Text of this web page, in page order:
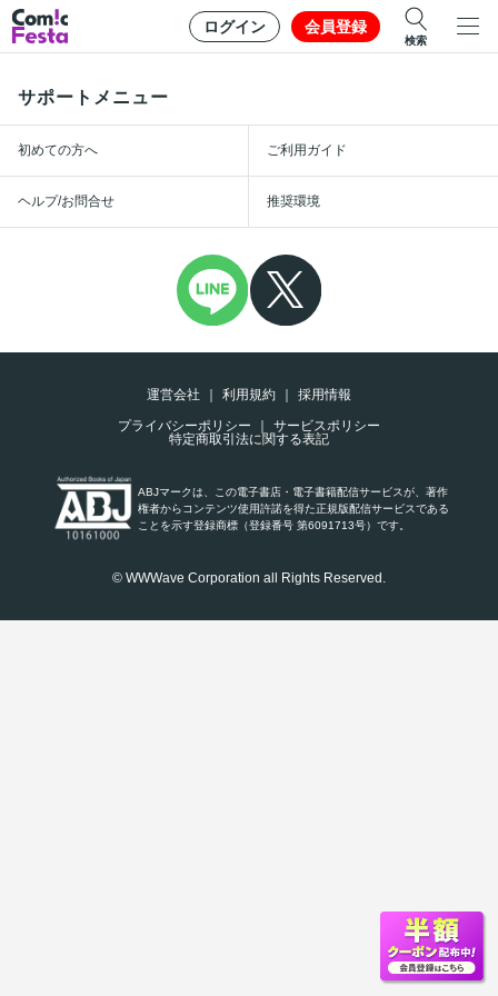
ログイン 会員登録
検索
サポートメニュー
初めての方へ ご利用ガイド
ヘルプ/お問合せ 推奨環境
運営会社 利用規約
採用情報
プライバシーポリシー
サービスポリシー
特定商取引法に関する表記
ABJマークは、この電子書店・電子書籍配信サービスが、著作
権者からコンテンツ使用許諾を得た正規版配信サービスである
ことを示す登録商標（登録番号 第6091713号）です。
© WWWave Corporation all Rights Reserved.